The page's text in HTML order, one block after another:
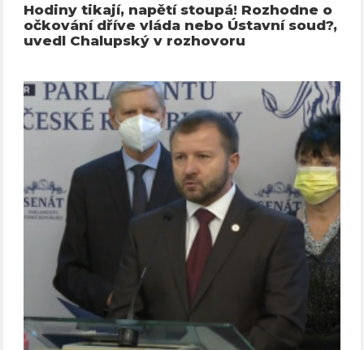
Hodiny tikají, napětí stoupá! Rozhodne o
očkování dříve vláda nebo Ústavní soud?,
uvedl Chalupský v rozhovoru